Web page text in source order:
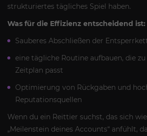
strukturiertes tägliches Spiel haben.
Was für die Effizienz entscheidend ist:
Sauberes Abschließen der
eine tägliche Routine aufbauen, die
Zeitplan passt
Optimierung von Rückgaben und
Reputationsquellen
Wenn du ein Reittier suchst, das sich
„Meilenstein deines Accounts“ anfühlt,